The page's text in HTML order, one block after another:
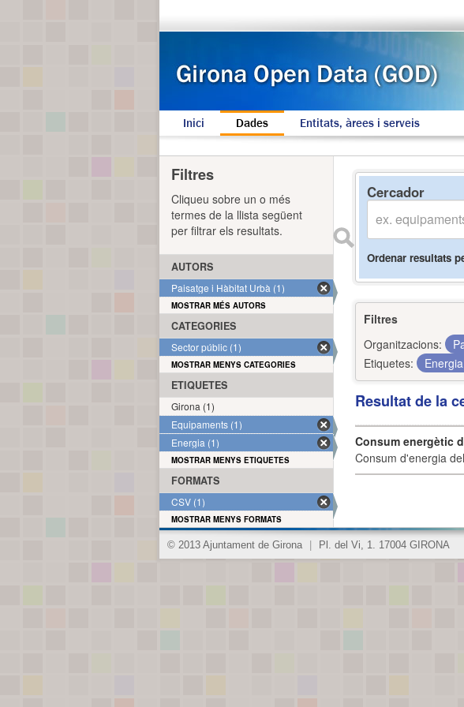
Inici Dades Entitats, àrees i serveis
Cercador
Ordenar resultats
Filtres
Organitzacions:
Etiquetes:
Energia
Resultat de la
Consum energètic
Consum d'energia
Filtres
Cliqueu sobre un o més
termes de la llista següent
per filtrar els resultats.
AUTORS
Paisatge i Hàbitat Urbà (1)
MOSTRAR MÉS AUTORS
CATEGORIES
Sector públic (1)
MOSTRAR MENYS CATEGORIES
ETIQUETES
Girona (1)
Equipaments (1)
Energia (1)
MOSTRAR MENYS ETIQUETES
FORMATS
CSV (1)
MOSTRAR MENYS FORMATS
© 2013 Ajuntament de Girona Pl. del Vi, 1. 17004 GIRONA